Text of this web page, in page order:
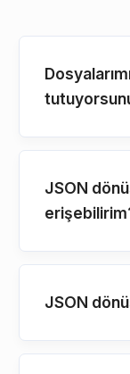
JSON
JSON